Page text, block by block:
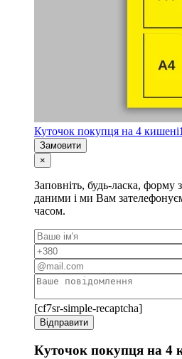
Куточок покупця на 4 кишені
Замовити
×
Заповніть, будь-ласка, форму
даними і ми Вам
часом.
[cf7sr-simple-recaptcha]
Куточок покупця на 4